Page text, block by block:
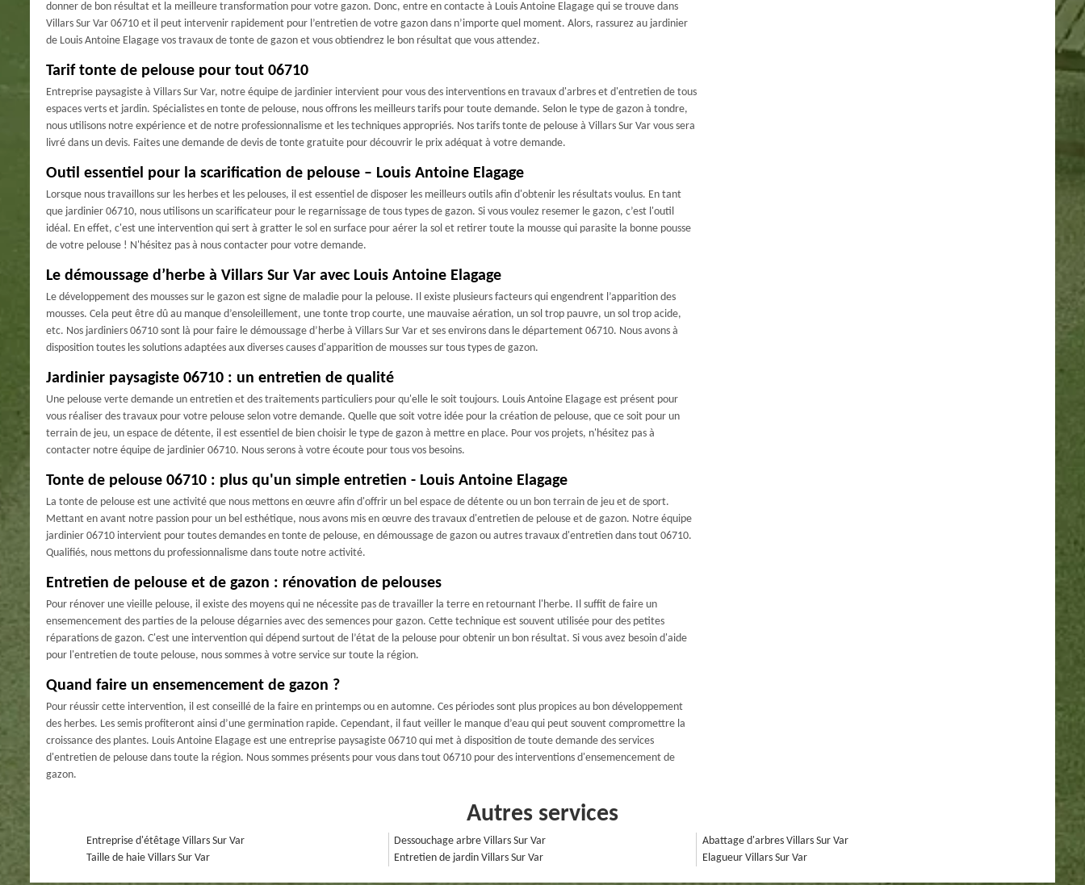
donner de bon résultat et la meilleure transformation pour votre gazon. Donc, entre en contacte à Louis Antoine Elagage qui se trouve dans
Villars Sur Var 06710 et il peut intervenir rapidement pour l’entretien de votre gazon dans n’importe quel moment. Alors, rassurez au jardinier
de Louis Antoine Elagage vos travaux de tonte de gazon et vous obtiendrez le bon résultat que vous attendez.
Tarif tonte de pelouse pour tout 06710
Entreprise paysagiste à Villars Sur Var, notre équipe de jardinier intervient pour vous des interventions en travaux d'arbres et d'entretien de tous
espaces verts et jardin. Spécialistes en tonte de pelouse, nous offrons les meilleurs tarifs pour toute demande. Selon le type de gazon à tondre,
nous utilisons notre expérience et de notre professionnalisme et les techniques appropriés. Nos tarifs tonte de pelouse à Villars Sur Var vous sera
livré dans un devis. Faites une demande de devis de tonte gratuite pour découvrir le prix adéquat à votre demande.
Outil essentiel pour la scarification de pelouse – Louis Antoine Elagage
Lorsque nous travaillons sur les herbes et les pelouses, il est essentiel de disposer les meilleurs outils afin d'obtenir les résultats voulus. En tant
que jardinier 06710, nous utilisons un scarificateur pour le regarnissage de tous types de gazon. Si vous voulez resemer le gazon, c’est l'outil
idéal. En effet, c'est une intervention qui sert à gratter le sol en surface pour aérer la sol et retirer toute la mousse qui parasite la bonne pousse
de votre pelouse ! N'hésitez pas à nous contacter pour votre demande.
Le démoussage d’herbe à Villars Sur Var avec Louis Antoine Elagage
Le développement des mousses sur le gazon est signe de maladie pour la pelouse. Il existe plusieurs facteurs qui engendrent l’apparition des
mousses. Cela peut être dû au manque d’ensoleillement, une tonte trop courte, une mauvaise aération, un sol trop pauvre, un sol trop acide,
etc. Nos jardiniers 06710 sont là pour faire le démoussage d’herbe à Villars Sur Var et ses environs dans le département 06710. Nous avons à
disposition toutes les solutions adaptées aux diverses causes d'apparition de mousses sur tous types de gazon.
Jardinier paysagiste 06710 : un entretien de qualité
Une pelouse verte demande un entretien et des traitements particuliers pour qu'elle le soit toujours. Louis Antoine Elagage est présent pour
vous réaliser des travaux pour votre pelouse selon votre demande. Quelle que soit votre idée pour la création de pelouse, que ce soit pour un
terrain de jeu, un espace de détente, il est essentiel de bien choisir le type de gazon à mettre en place. Pour vos projets, n'hésitez pas à
contacter notre équipe de jardinier 06710. Nous serons à votre écoute pour tous vos besoins.
Tonte de pelouse 06710 : plus qu'un simple entretien - Louis Antoine Elagage
La tonte de pelouse est une activité que nous mettons en œuvre afin d'offrir un bel espace de détente ou un bon terrain de jeu et de sport.
Mettant en avant notre passion pour un bel esthétique, nous avons mis en œuvre des travaux d'entretien de pelouse et de gazon. Notre équipe
jardinier 06710 intervient pour toutes demandes en tonte de pelouse, en démoussage de gazon ou autres travaux d'entretien dans tout 06710.
Qualifiés, nous mettons du professionnalisme dans toute notre activité.
Entretien de pelouse et de gazon : rénovation de pelouses
Pour rénover une vieille pelouse, il existe des moyens qui ne nécessite pas de travailler la terre en retournant l'herbe. Il suffit de faire un
ensemencement des parties de la pelouse dégarnies avec des semences pour gazon. Cette technique est souvent utilisée pour des petites
réparations de gazon. C'est une intervention qui dépend surtout de l’état de la pelouse pour obtenir un bon résultat. Si vous avez besoin d'aide
pour l'entretien de toute pelouse, nous sommes à votre service sur toute la région.
Quand faire un ensemencement de gazon ?
Pour réussir cette intervention, il est conseillé de la faire en printemps ou en automne. Ces périodes sont plus propices au bon développement
des herbes. Les semis profiteront ainsi d’une germination rapide. Cependant, il faut veiller le manque d’eau qui peut souvent compromettre la
croissance des plantes. Louis Antoine Elagage est une entreprise paysagiste 06710 qui met à disposition de toute demande des services
d'entretien de pelouse dans toute la région. Nous sommes présents pour vous dans tout 06710 pour des interventions d'ensemencement de
gazon.
Autres services
Entreprise d'étêtage Villars Sur Var
Taille de haie Villars Sur Var
Dessouchage arbre Villars Sur Var
Entretien de jardin Villars Sur Var
Abattage d'arbres Villars Sur Var
Elagueur Villars Sur Var